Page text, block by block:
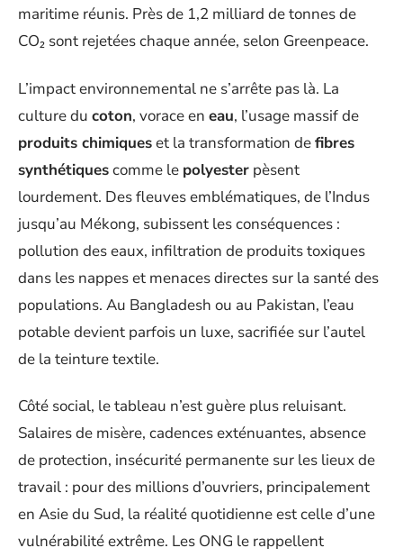
maritime réunis. Près de 1,2 milliard de tonnes de
CO₂ sont rejetées chaque année, selon Greenpeace.
L’impact environnemental ne s’arrête pas là. La
culture du coton, vorace en eau, l’usage massif de
produits chimiqueset la transformation defibres
synthétiquescomme le polyester pèsent
lourdement. Des fleuves emblématiques, de l’Indus
jusqu’au Mékong, subissent les conséquences :
pollution des eaux, infiltration de produits toxiques
dans les nappes et menaces directes sur la santé des
populations. Au Bangladesh ou au Pakistan, l’eau
potable devient parfois un luxe, sacrifiée sur l’autel
de la teinture textile.
Côté social, le tableau n’est guère plus reluisant.
Salaires de misère, cadences exténuantes, absence
de protection, insécurité permanente sur les lieux de
travail : pour des millions d’ouvriers, principalement
en Asie du Sud, la réalité quotidienne est celle d’une
vulnérabilité extrême. Les ONG le rappellent